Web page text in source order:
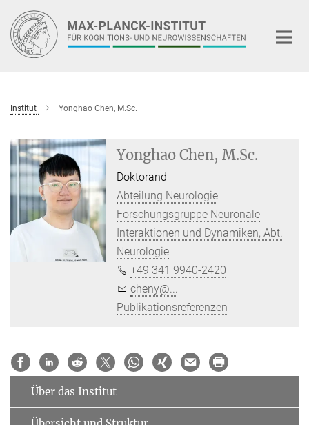
Hauptinhalt
Institut Yonghao Chen, M.Sc.
Yonghao Chen, M.Sc.
Doktorand
Abteilung Neurologie
Forschungsgruppe Neuronale
Interaktionen und Dynamiken, Abt.
Neurologie
+49 341 9940-2420
cheny@...
Publikationsreferenzen
Über das Institut